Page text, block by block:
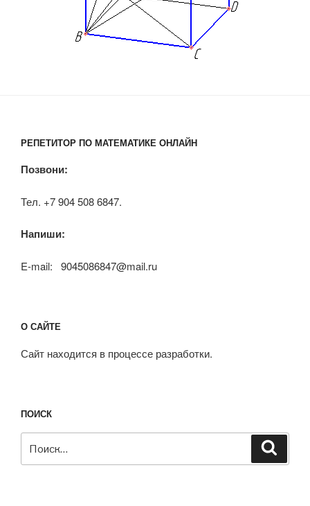
РЕПЕТИТОР ПО МАТЕМАТИКЕ ОНЛАЙН
Позвони:
Тел. +7 904 508 6847.
Напиши:
E-mail: 9045086847@mail.ru
О САЙТЕ
Сайт находится в процессе разработки.
ПОИСК